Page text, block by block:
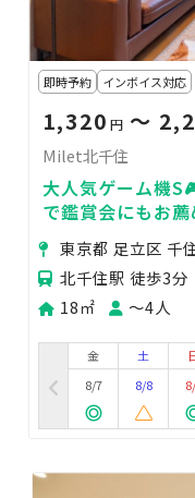
即時予約 インボイス対応
1,320 円 〜
Milet北千住
大人気ゲーム機
で鑑賞会にもお
目の前！手ぶらで
東京都 足立区 千
北千住駅 徒歩3分
18㎡
〜4人
金
8/7
土
8/8